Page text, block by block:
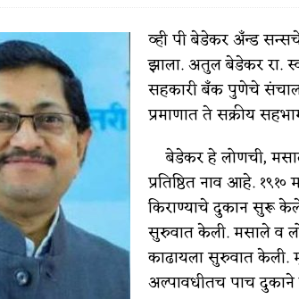
कविता-गझल-चारोळी-वात्रटिका
शपथ कविता-गझल-चारोळी-वात्रटिका
पुस्तके बदलायची आहेत तुम्हाला! कविता-गझल-चारोळी-वात्रटिका
किती घोषणांचा पाऊस होता
कसं हुईन तं हू माय… परिचय आणि परिक्षणे
काळजाचे प्रेत कविता-गझल-चारोळी-वात्रटिका
चमकदार चांदी अर्थ-वाणिज्य
आदिवासींचा डॉक्टर, समाजसेवेचा ध्यास : डॉ. राहुल जोशी
व्ही पी बेडेकर अँन्ड
झाला. अतुल बेडेकर रा.
सहकारी बँक पुणेचे
प्रमाणात ते सक्रीय
बेडेकर हे लोणची,
प्रतिष्ठित नाव आहे.
किराण्याचे दुकान सुरू
सुरुवात केली. मसाले व
काढायला सुरुवात केली.
अल्पावधीतच पाच दुकाने